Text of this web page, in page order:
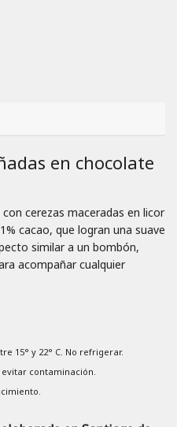
en chocolate
cerezas maceradas en licor
cacao, que logran una suave
similar a un bombón,
acompañar cualquier
15° y 22° C. No refrigerar.
contaminación.